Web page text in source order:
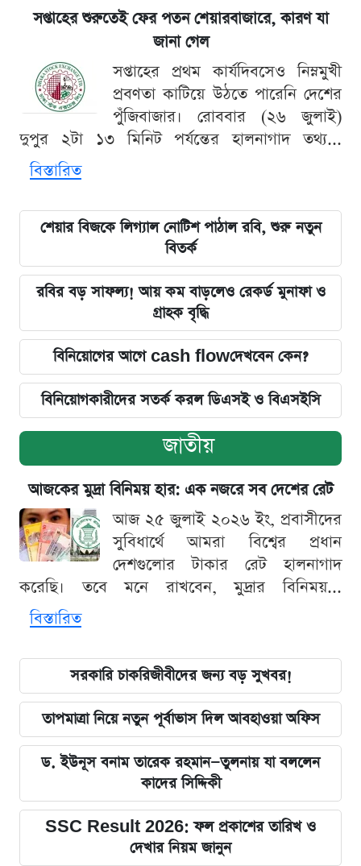
সপ্তাহের শুরুতেই ফের পতন শেয়ারবাজারে, কারণ যা
জানা গেল
সপ্তাহের প্রথম কার্যদিবসেও নিম্নমুখী
প্রবণতা কাটিয়ে উঠতে পারেনি দেশের
পুঁজিবাজার। রোববার (২৬ জুলাই)
দুপুর ২টা ১৩ মিনিট পর্যন্তের হালনাগাদ তথ্য...
বিস্তারিত
শেয়ার বিজকে লিগ্যাল নোটিশ পাঠাল রবি, শুরু নতুন
বিতর্ক
রবির বড় সাফল্য! আয় কম বাড়লেও রেকর্ড মুনাফা ও
গ্রাহক বৃদ্ধি
বিনিয়োগের আগে cash flowদেখবেন কেন?
বিনিয়োগকারীদের সতর্ক করল ডিএসই ও বিএসইসি
জাতীয়
আজকের মুদ্রা বিনিময় হার: এক নজরে সব দেশের রেট
আজ ২৫ জুলাই ২০২৬ ইং, প্রবাসীদের
সুবিধার্থে আমরা বিশ্বের প্রধান
দেশগুলোর টাকার রেট হালনাগাদ
করেছি। তবে মনে রাখবেন, মুদ্রার বিনিময়...
বিস্তারিত
সরকারি চাকরিজীবীদের জন্য বড় সুখবর!
তাপমাত্রা নিয়ে নতুন পূর্বাভাস দিল আবহাওয়া অফিস
ড. ইউনূস বনাম তারেক রহমান—তুলনায় যা বললেন
কাদের সিদ্দিকী
SSC Result 2026: ফল প্রকাশের তারিখ ও
দেখার নিয়ম জানুন